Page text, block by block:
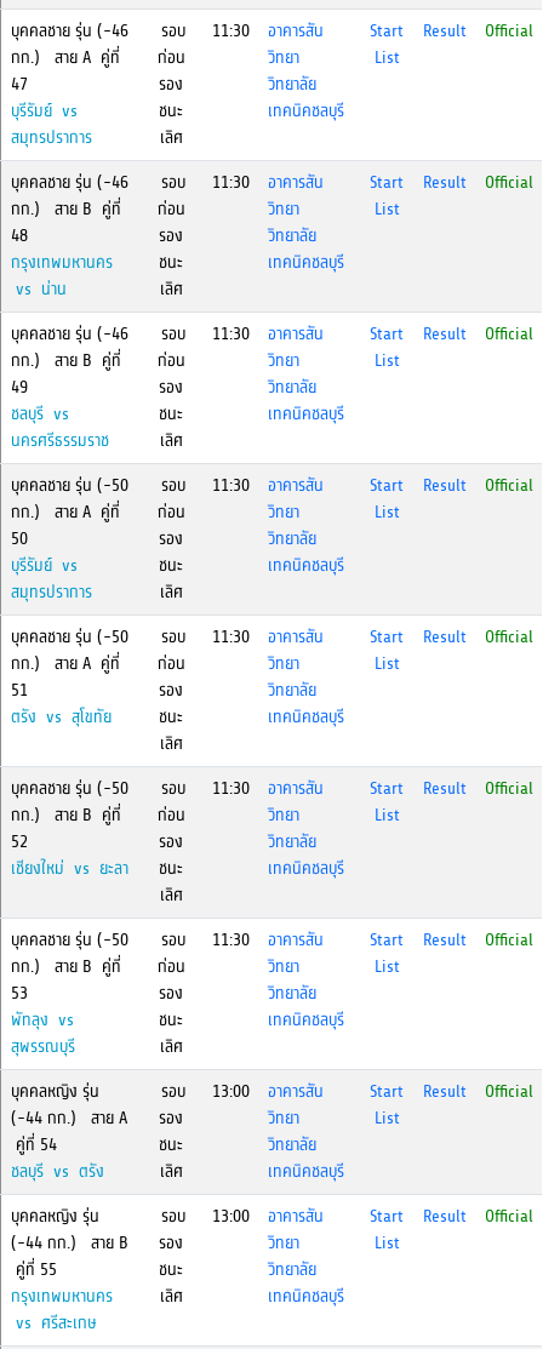
บุคคลชาย รุ่น (-46
กก.) สาย A คู่ที่
47
บุรีรัมย์ vs
สมุทรปราการ
รอบ
ก่อน
รอง
ชนะ
เลิศ
11:30
อาคารสัน
วิทยา
วิทยาลัย
เทคนิคชลบุรี
Start
List
Result Official
บุคคลชาย รุ่น (-46
กก.) สาย B คู่ที่
48
กรุงเทพมหานคร
vs น่าน
รอบ
ก่อน
รอง
ชนะ
เลิศ
11:30
อาคารสัน
วิทยา
วิทยาลัย
เทคนิคชลบุรี
Start
List
Result Official
บุคคลชาย รุ่น (-46
กก.) สาย B คู่ที่
49
ชลบุรี vs
นครศรีธรรมราช
รอบ
ก่อน
รอง
ชนะ
เลิศ
11:30
อาคารสัน
วิทยา
วิทยาลัย
เทคนิคชลบุรี
Start
List
Result Official
บุคคลชาย รุ่น (-50
กก.) สาย A คู่ที่
50
บุรีรัมย์ vs
สมุทรปราการ
รอบ
ก่อน
รอง
ชนะ
เลิศ
11:30
อาคารสัน
วิทยา
วิทยาลัย
เทคนิคชลบุรี
Start
List
Result Official
บุคคลชาย รุ่น (-50
กก.) สาย A คู่ที่
51
ตรัง vs สุโขทัย
รอบ
ก่อน
รอง
ชนะ
เลิศ
11:30
อาคารสัน
วิทยา
วิทยาลัย
เทคนิคชลบุรี
Start
List
Result Official
บุคคลชาย รุ่น (-50
กก.) สาย B คู่ที่
52
เชียงใหม่ vs ยะลา
รอบ
ก่อน
รอง
ชนะ
เลิศ
11:30
อาคารสัน
วิทยา
วิทยาลัย
เทคนิคชลบุรี
Start
List
Result Official
บุคคลชาย รุ่น (-50
กก.) สาย B คู่ที่
53
พัทลุง vs
สุพรรณบุรี
รอบ
ก่อน
รอง
ชนะ
เลิศ
11:30
อาคารสัน
วิทยา
วิทยาลัย
เทคนิคชลบุรี
Start
List
Result Official
บุคคลหญิง รุ่น
(-44 กก.) สาย A
คู่ที่ 54
ชลบุรี vs ตรัง
รอบ
รอง
ชนะ
เลิศ
13:00
อาคารสัน
วิทยา
วิทยาลัย
เทคนิคชลบุรี
Start
List
Result Official
บุคคลหญิง รุ่น
(-44 กก.) สาย B
คู่ที่ 55
กรุงเทพมหานคร
vs ศรีสะเกษ
รอบ
รอง
ชนะ
เลิศ
13:00
อาคารสัน
วิทยา
วิทยาลัย
เทคนิคชลบุรี
Start
List
Result Official